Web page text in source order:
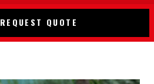
REQUEST QUOTE